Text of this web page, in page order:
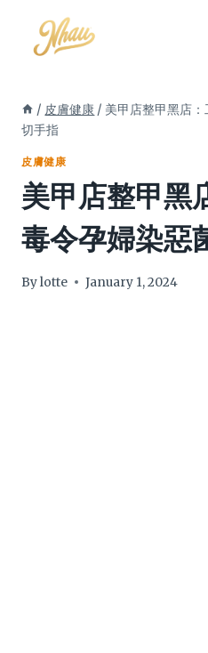
content
/ 皮膚健康 / 美甲店整甲黑店
切手指
皮膚健康
美甲店整甲黑
毒令孕婦染惡
Bylotte January 1, 2024